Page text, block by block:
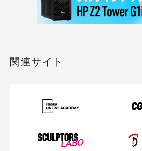
関連サイト